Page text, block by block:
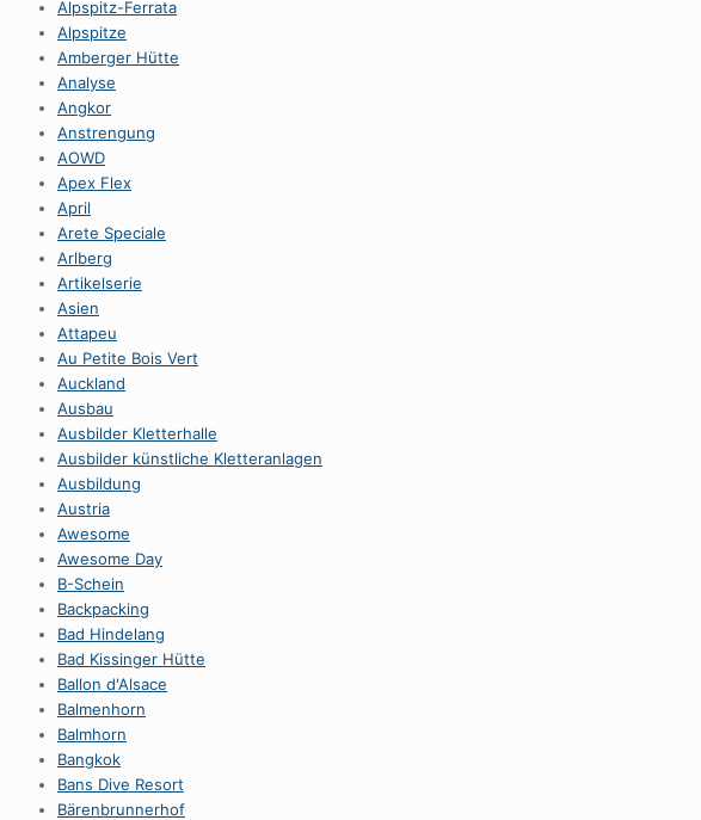
Alpspitz-Ferrata
Alpspitze
Amberger Hütte
Analyse
Angkor
Anstrengung
AOWD
Apex Flex
April
Arete Speciale
Arlberg
Artikelserie
Asien
Attapeu
Au Petite Bois Vert
Auckland
Ausbau
Ausbilder Kletterhalle
Ausbilder künstliche Kletteranlagen
Ausbildung
Austria
Awesome
Awesome Day
B-Schein
Backpacking
Bad Hindelang
Bad Kissinger Hütte
Ballon d'Alsace
Balmenhorn
Balmhorn
Bangkok
Bans Dive Resort
Bärenbrunnerhof